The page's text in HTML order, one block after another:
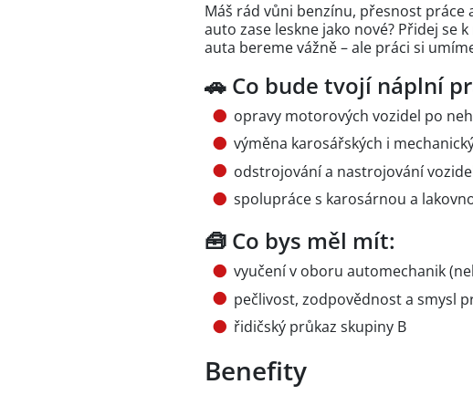
Máš rád vůni benzínu, přesnost
auto zase leskne jako nové? Přidej se
auta bereme vážně – ale práci si
🚗 Co bude tvojí náplní
opravy motorových vozidel po
výměna karosářských i
odstrojování a nastrojování
spolupráce s karosárnou a
🧰 Co bys měl mít:
vyučení v oboru automechanik
pečlivost, zodpovědnost a smysl
řidičský průkaz skupiny B
Benefity